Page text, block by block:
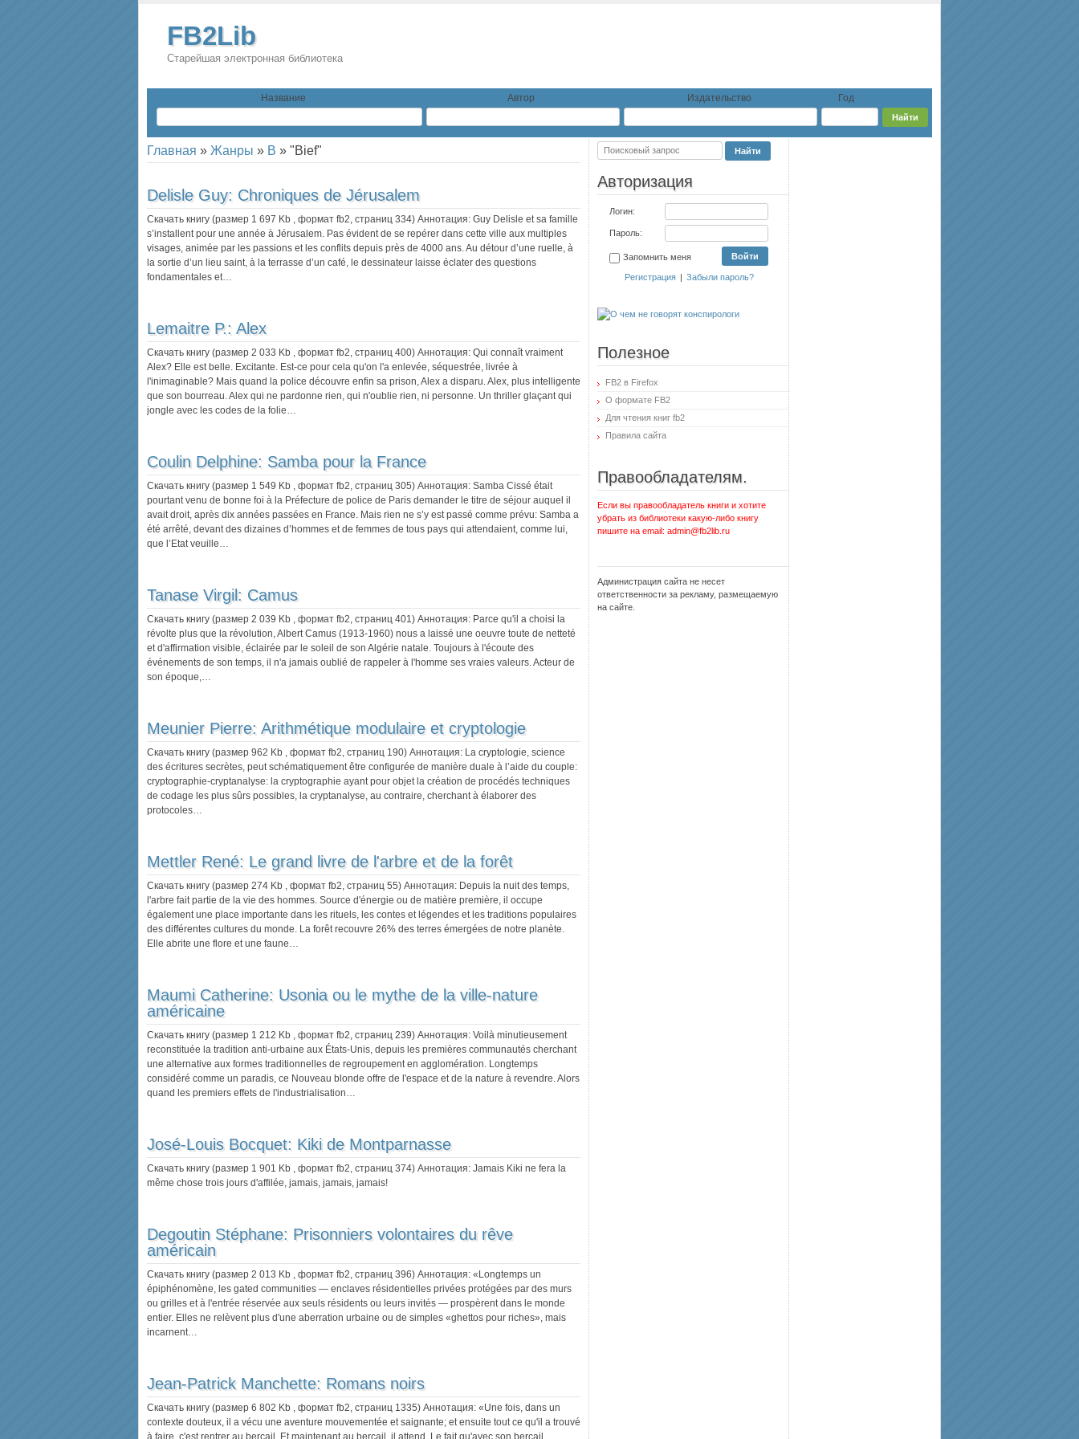
FB2Lib
Старейшая электронная библиотека
Название Автор Издательство Год
Главная » Жанры » B » "Bief"
Delisle Guy: Chroniques de Jérusalem
Скачать книгу (размер 1 697 Kb , формат fb2, страниц 334) Аннотация: Guy Delisle et sa famille
s’installent pour une année à Jérusalem. Pas évident de se repérer dans cette ville aux multiples
visages, animée par les passions et les conflits depuis près de 4000 ans. Au détour d’une ruelle, à
la sortie d’un lieu saint, à la terrasse d’un café, le dessinateur laisse éclater des questions
fondamentales et…
Lemaitre P.: Alex
Скачать книгу (размер 2 033 Kb , формат fb2, страниц 400) Аннотация: Qui connaît vraiment
Alex? Elle est belle. Excitante. Est-ce pour cela qu'on l'a enlevée, séquestrée, livrée à
l'inimaginable? Mais quand la police découvre enfin sa prison, Alex a disparu. Alex, plus intelligente
que son bourreau. Alex qui ne pardonne rien, qui n'oublie rien, ni personne. Un thriller glaçant qui
jongle avec les codes de la folie…
Coulin Delphine: Samba pour la France
Скачать книгу (размер 1 549 Kb , формат fb2, страниц 305) Аннотация: Samba Cissé était
pourtant venu de bonne foi à la Préfecture de police de Paris demander le titre de séjour auquel il
avait droit, après dix années passées en France. Mais rien ne s’y est passé comme prévu: Samba a
été arrêté, devant des dizaines d’hommes et de femmes de tous pays qui attendaient, comme lui,
que l’Etat veuille…
Tanase Virgil: Camus
Скачать книгу (размер 2 039 Kb , формат fb2, страниц 401) Аннотация: Parce qu'il a choisi la
révolte plus que la révolution, Albert Camus (1913-1960) nous a laissé une oeuvre toute de netteté
et d'affirmation visible, éclairée par le soleil de son Algérie natale. Toujours à l'écoute des
événements de son temps, il n'a jamais oublié de rappeler à l'homme ses vraies valeurs. Acteur de
son époque,…
Meunier Pierre: Arithmétique modulaire et cryptologie
Скачать книгу (размер 962 Kb , формат fb2, страниц 190) Аннотация: La cryptologie, science
des écritures secrètes, peut schématiquement être configurée de manière duale à l’aide du couple:
cryptographie-cryptanalyse: la cryptographie ayant pour objet la création de procédés techniques
de codage les plus sûrs possibles, la cryptanalyse, au contraire, cherchant à élaborer des
protocoles…
Mettler René: Le grand livre de l'arbre et de la forêt
Скачать книгу (размер 274 Kb , формат fb2, страниц 55) Аннотация: Depuis la nuit des temps,
l'arbre fait partie de la vie des hommes. Source d'énergie ou de matière première, il occupe
également une place importante dans les rituels, les contes et légendes et les traditions populaires
des différentes cultures du monde. La forêt recouvre 26% des terres émergées de notre planète.
Elle abrite une flore et une faune…
Maumi Catherine: Usonia ou le mythe de la ville-nature
américaine
Скачать книгу (размер 1 212 Kb , формат fb2, страниц 239) Аннотация: Voilà minutieusement
reconstituée la tradition anti-urbaine aux États-Unis, depuis les premières communautés cherchant
une alternative aux formes traditionnelles de regroupement en agglomération. Longtemps
considéré comme un paradis, ce Nouveau blonde offre de l'espace et de la nature à revendre. Alors
quand les premiers effets de l'industrialisation…
José-Louis Bocquet: Kiki de Montparnasse
Скачать книгу (размер 1 901 Kb , формат fb2, страниц 374) Аннотация: Jamais Kiki ne fera la
même chose trois jours d'affilée, jamais, jamais, jamais!
Degoutin Stéphane: Prisonniers volontaires du rêve
américain
Скачать книгу (размер 2 013 Kb , формат fb2, страниц 396) Аннотация: «Longtemps un
épiphénomène, les gated communities — enclaves résidentielles privées protégées par des murs
ou grilles et à l'entrée réservée aux seuls résidents ou leurs invités — prospèrent dans le monde
entier. Elles ne relèvent plus d'une aberration urbaine ou de simples «ghettos pour riches», mais
incarnent…
Jean-Patrick Manchette: Romans noirs
Скачать книгу (размер 6 802 Kb , формат fb2, страниц 1335) Аннотация: «Une fois, dans un
contexte douteux, il a vécu une aventure mouvementée et saignante; et ensuite tout ce qu'il a trouvé
à faire, c'est rentrer au bercail. Et maintenant au bercail, il attend. Le fait qu'avec son bercail
Авторизация
Логин:
Пароль:
Запомнить меня
Регистрация | Забыли пароль?
Полезное
FB2 в Firefox
О формате FB2
Для чтения книг fb2
Правила сайта
Правообладателям.
Если вы правообладатель книги и хотите
убрать из библиотеки какую-либо книгу
пишите на email: admin@fb2lib.ru
Администрация сайта не несет
ответственности за рекламу, размещаемую
на сайте.